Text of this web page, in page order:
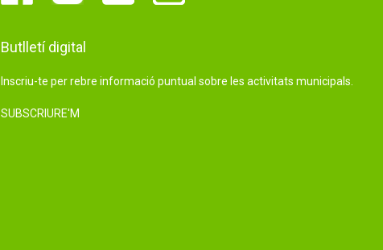
Butlletí digital
Inscriu-te per rebre informació puntual sobre les activitats municipals.
SUBSCRIURE'M